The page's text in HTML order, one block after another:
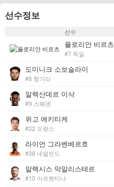
선수정보
선수
플로리안 비르츠
#7 독일
도미니크 소보슬라이
#8 헝가리
알렉산데르 이삭
#9 스웨덴
위고 에키티케
#22 프랑스
라이언 그라벤베르흐
#38 네덜란드
알렉시스 막알리스테르
#10 아르헨티나